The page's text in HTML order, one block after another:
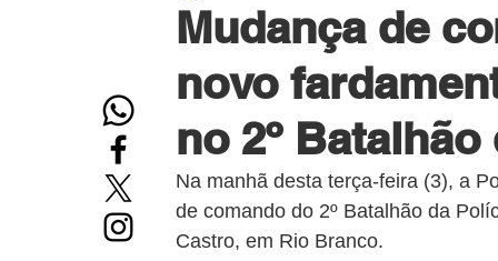
Mudança de
novo
no 2º
Na manhã desta terça-feira (3), a
de comando do 2º Batalhão da
Castro, em Rio Branco.